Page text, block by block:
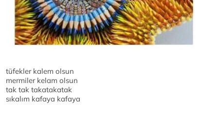
tüfekler kalem olsun
mermiler kelam olsun
tak tak takatakatak
sıkalım kafaya kafaya